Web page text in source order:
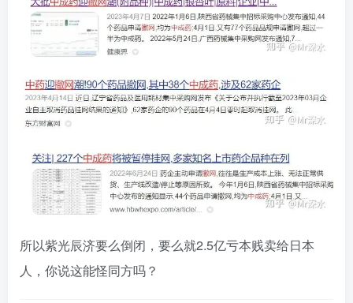
所以紫光辰济要么倒闭，要么就2.5亿亏本贱卖给日本
人，你说这能怪同方吗？